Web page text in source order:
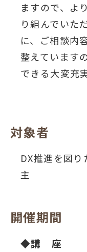
ますので、よ
り組んでいた
に、ご相談内
整えています
できる大変充
対象者
DX推進を図
主
開催期間
◆講 座